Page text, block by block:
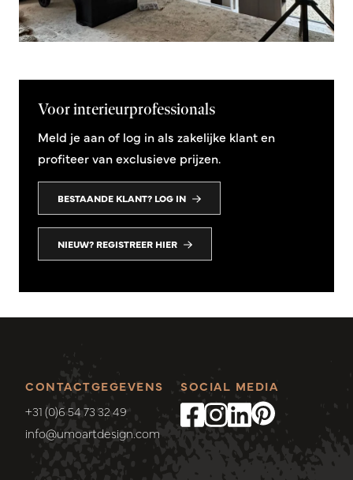
Voor interieurprofessionals
Meld je aan of log in als zakelijke klant en
profiteer van exclusieve prijzen.
BESTAANDE KLANT? LOG IN
NIEUW? REGISTREER HIER
CONTACTGEGEVENS
+31 (0)6 54 73 32 49
info@umoartdesign.com
SOCIAL MEDIA